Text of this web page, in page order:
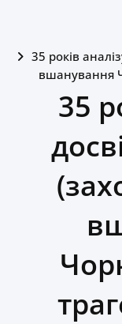
35 років
вшанування
35